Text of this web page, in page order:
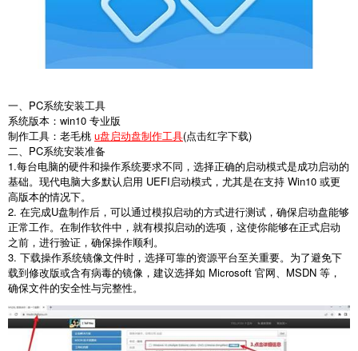
一、PC系统安装工具
系统版本：win10 专业版
制作工具：老毛桃 u盘启动盘制作工具(点击红字下载)
二、PC系统安装准备
1.每台电脑的硬件和操作系统要求不同，选择正确的启动模式是成功启动的
基础。现代电脑大多默认启用 UEFI启动模式，尤其是在支持 Win10 或更
高版本的情况下。
2. 在完成U盘制作后，可以通过模拟启动的方式进行测试，确保启动盘能够
正常工作。在制作软件中，就有模拟启动的选项，这使你能够在正式启动
之前，进行验证，确保操作顺利。
3. 下载操作系统镜像文件时，选择可靠的资源平台至关重要。为了避免下
载到修改版或含有病毒的镜像，建议选择如 Microsoft 官网、MSDN 等，
确保文件的安全性与完整性。